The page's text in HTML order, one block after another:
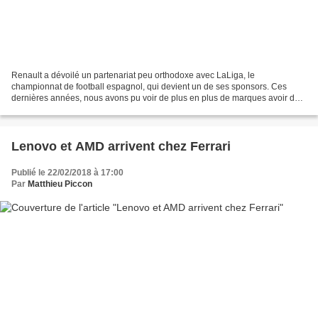
Renault a dévoilé un partenariat peu orthodoxe avec LaLiga, le
championnat de football espagnol, qui devient un de ses sponsors. Ces
dernières années, nous avons pu voir de plus en plus de marques avoir des
Lenovo et AMD arrivent chez Ferrari
Publié le 22/02/2018 à 17:00
Par Matthieu Piccon